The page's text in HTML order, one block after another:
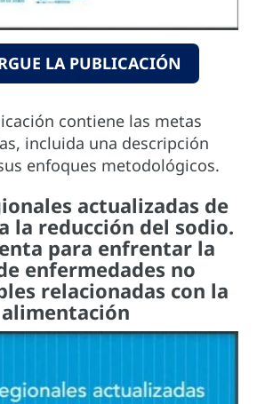
LA PUBLICACIÓN
contiene las metas
incluida una descripción
enfoques metodológicos.
actualizadas de
la reducción del sodio.
para enfrentar la
enfermedades no
relacionadas con la
alimentación